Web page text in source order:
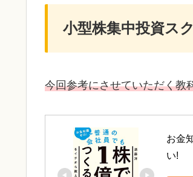
小型株集中投資ス
今回参考にさせていただく教
お金
い!